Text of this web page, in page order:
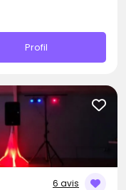
Profil
6 avis